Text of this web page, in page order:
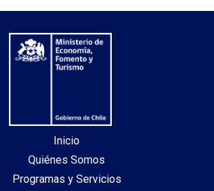
Inicio
Quiénes Somos
Programas y Servicios